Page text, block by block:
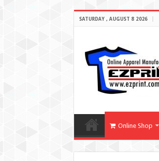
SATURDAY , AUGUST 8 2026
Online Shop